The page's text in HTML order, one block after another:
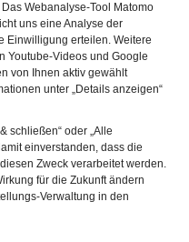
Webanalyse-Tool Matomo
uns eine Analyse der
Einwilligung erteilen. Weitere
Youtube-Videos und Google
von Ihnen aktiv gewählt
unter „Details anzeigen“
schließen“ oder „Alle
einverstanden, dass die
Zweck verarbeitet werden.
für die Zukunft ändern
Verwaltung in den
-
dreht sich alles um
um das Dasein der
verankert, die